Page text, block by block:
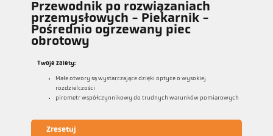
Przewodnik po rozwiązaniach
przemysłowych - Piekarnik -
Pośrednio ogrzewany piec
obrotowy
Twoje zalety:
Małe otwory są wystarczające dzięki optyce o wysokiej
rozdzielczości
pirometr współczynnikowy do trudnych warunków pomiarowych
Zresetuj